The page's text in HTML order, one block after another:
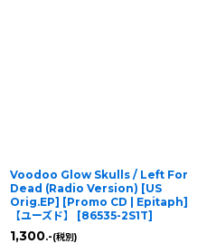
Voodoo Glow Skulls ‎/ Left For
Dead (Radio Version) [US
Orig.EP] [Promo CD | Epitaph]
【ユーズド】
[86535-2S1T]
1,300.-(税別)